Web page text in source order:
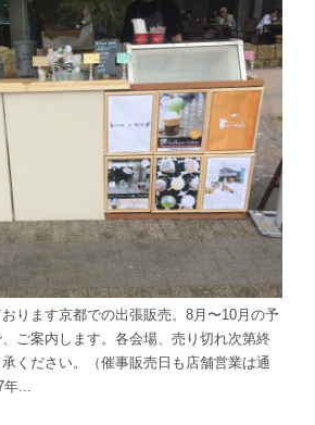
ります京都での出張販売。8月〜10月の予
ご案内します。各会場、売り切れ次第終
ください。（催事販売日も店舗営業は通
年...